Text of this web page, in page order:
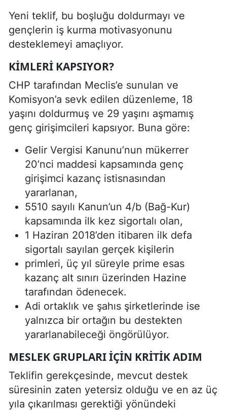
Yeni teklif, bu boşluğu doldurmayı ve
gençlerin iş kurma motivasyonunu
desteklemeyi amaçlıyor.
KIMLERI KAPSIYOR?
CHP tarafından Meclis’e sunulan ve
Komisyon’a sevk edilen düzenleme, 18
yaşını doldurmuş ve 29 yaşını aşmamış
genç girişimcileri kapsıyor. Buna göre:
Gelir Vergisi Kanunu’nun mükerrer
20’nci maddesi kapsamında genç
girişimci kazanç istisnasından
yararlanan,
5510 sayılı Kanun’un 4/b (Bağ-Kur)
kapsamında ilk kez sigortalı olan,
1 Haziran 2018’den itibaren ilk defa
sigortalı sayılan gerçek kişilerin
primleri, üç yıl süreyle prime esas
kazanç alt sınırı üzerinden Hazine
tarafından ödenecek.
Adi ortaklık ve şahıs şirketlerinde ise
yalnızca bir ortağın bu destekten
yararlanabileceği öngörülüyor.
MESLEK GRUPLARI IÇIN KRITIK ADIM
Teklifin gerekçesinde, mevcut destek
süresinin zaten yetersiz olduğu ve en az üç
yıla çıkarılması gerektiği yönündeki